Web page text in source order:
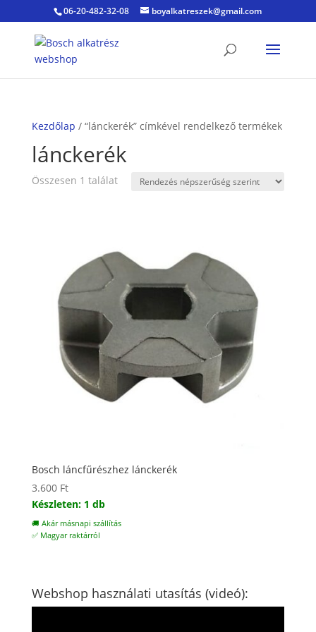
06-20-482-32-08 boyalkatreszek@gmail.com
Kezdőlap / “lánckerék” címkével rendelkező termékek
lánckerék
Összesen 1 találat
Bosch láncfűrészhez lánckerék
3.600 Ft
Készleten: 1 db
🚚 Akár másnapi szállítás
✅ Magyar raktárról
Webshop használati utasítás (videó):